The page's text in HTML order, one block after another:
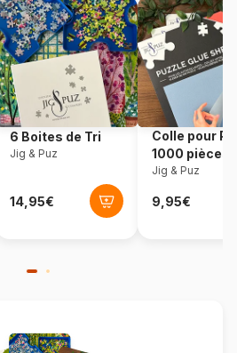
628136607513
1000 pièces
67 x 49 cm
6 Boites de Tri
Jig & Puz
Colle pour
1000 pièces
Jig & Puz